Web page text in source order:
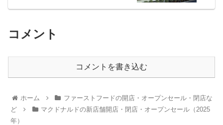
コメント
コメントを書き込む
ホーム
ファーストフードの開店・オープンセール・閉店な
ど
マクドナルドの新店舗開店・閉店・オープンセール（2025
年）